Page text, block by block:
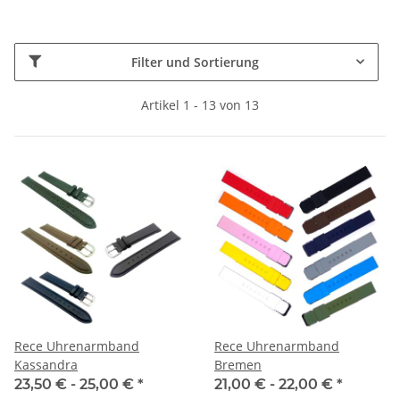
Filter und Sortierung
Artikel 1 - 13 von 13
Rece Uhrenarmband
Kassandra
23,50 € - 25,00 € *
Rece Uhrenarmband
Bremen
21,00 € - 22,00 € *